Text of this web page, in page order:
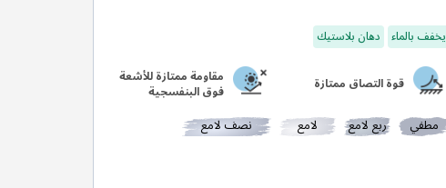
يخفف بالماء دهان بلاستيك
قوة التصاق ممتازة مقاومة ممتازة للأشعة
فوق البنفسجية
مطفي ربع لامع لامع نصف لامع